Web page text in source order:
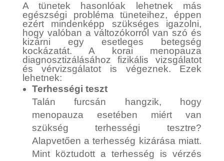
A tünetek hasonlóak lehetnek más
egészségi probléma tüneteihez, éppen
ezért mindenképp szükséges igazolni,
hogy valóban a változókorról van szó és
kizárni egy esetleges betegség
kockázatát. A korai menopauza
diagnosztizálásához fizikális vizsgálatot
és vérvizsgálatot is végeznek. Ezek
lehetnek:
Terhességi teszt
Talán furcsán hangzik, hogy
menopauza esetében miért van
szükség terhességi tesztre?
Alapvetően a terhesség kizárása miatt.
Mint köztudott a terhesség is vérzés